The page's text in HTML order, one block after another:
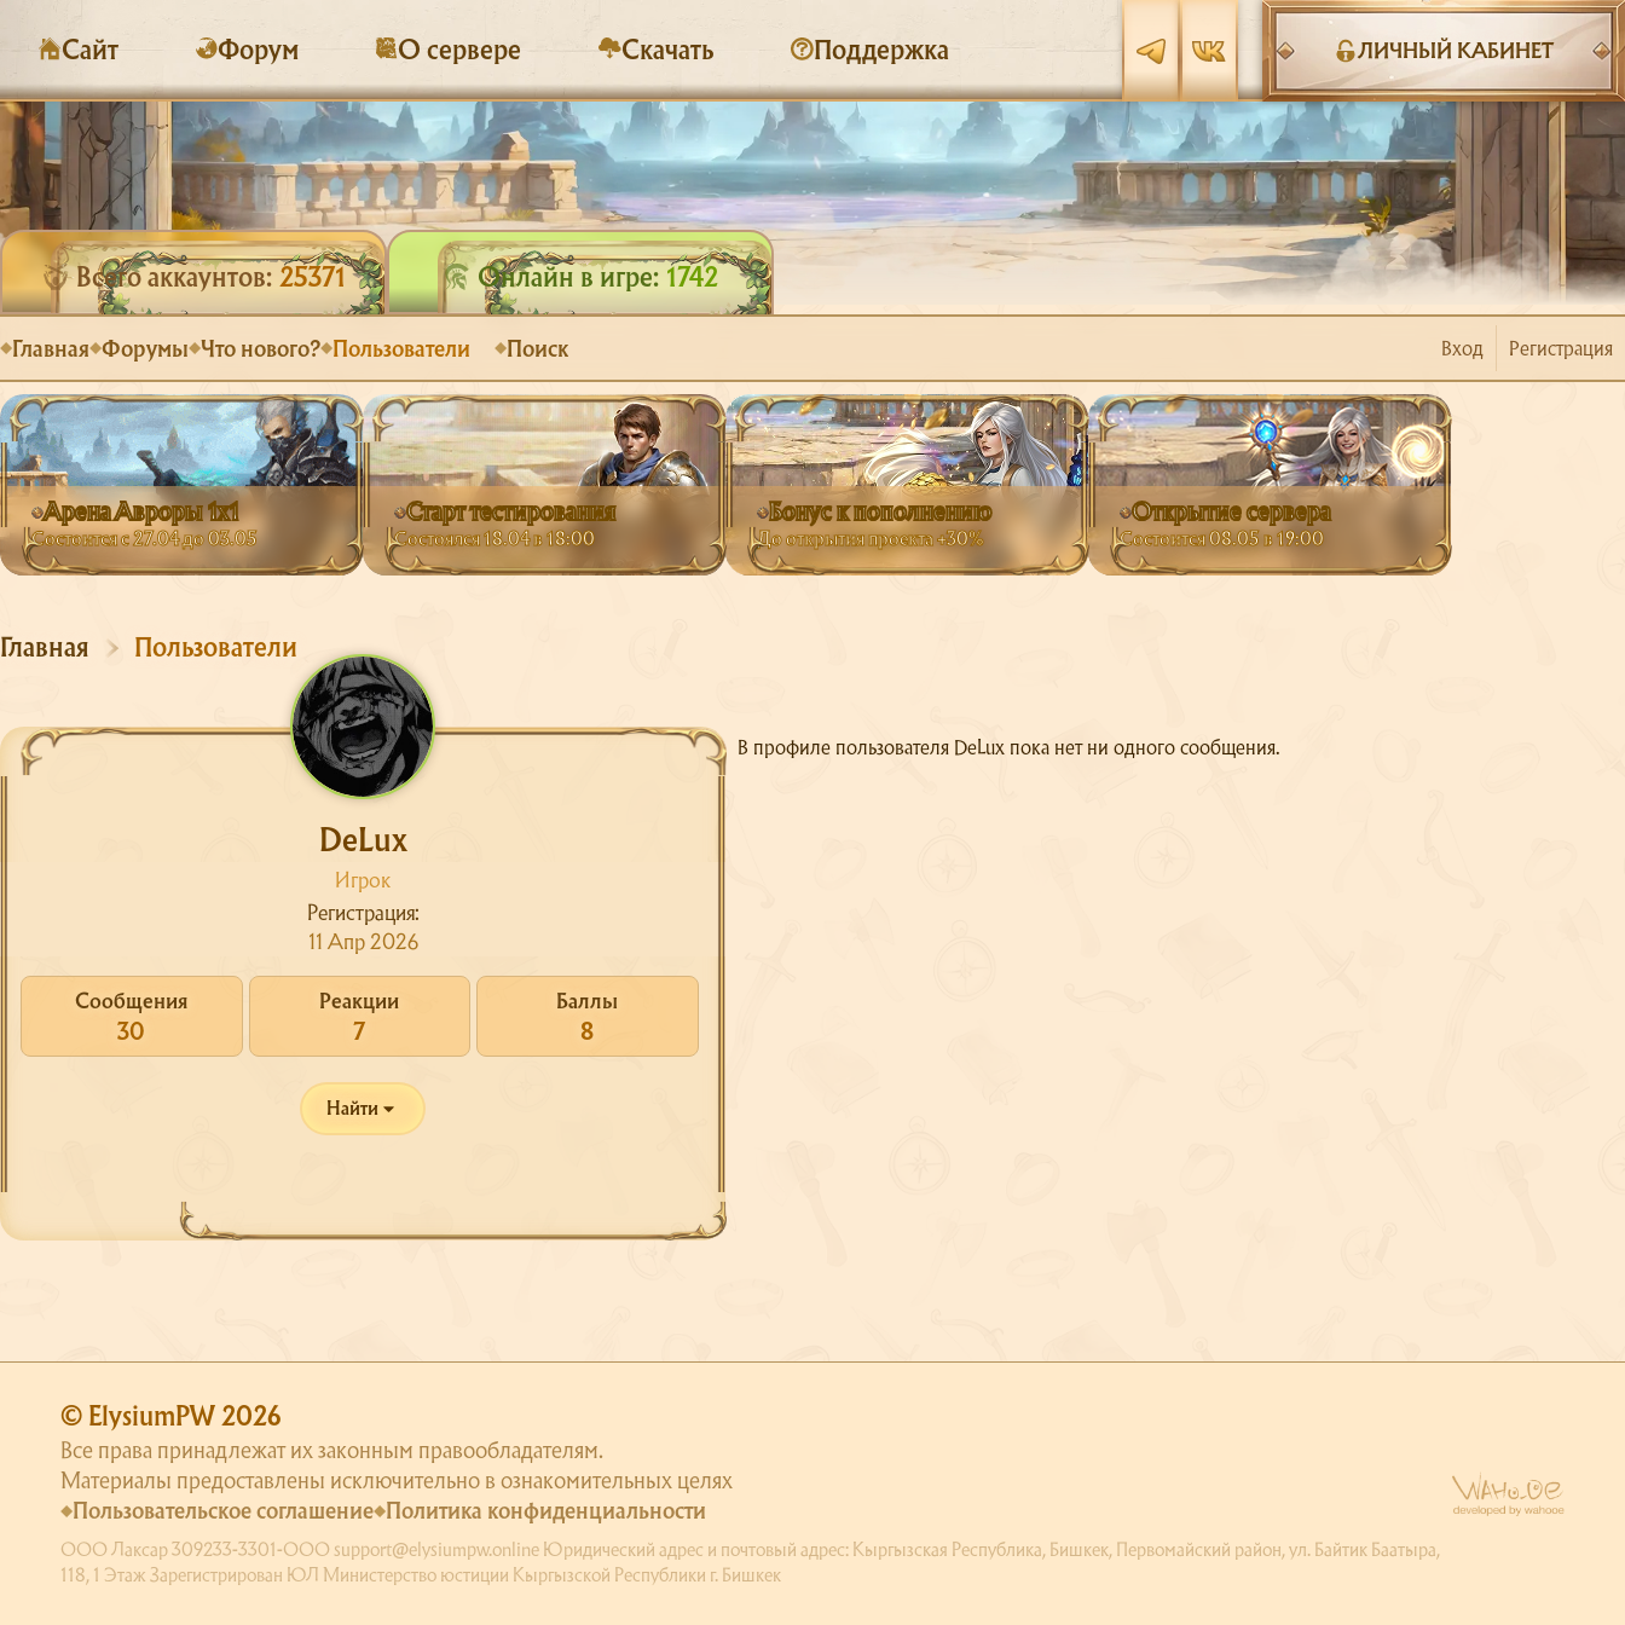
Сайт Форум О сервере Скачать Поддержка ЛИЧНЫЙ КАБИНЕТ
Всего аккаунтов: 25371 Онлайн в игре: 1742
Главная Форумы Что нового? Пользователи Поиск Вход Регистрация
Арена Авроры 1х1
Состоится с 27.04 до 03.05
Старт тестирования
Состоялся 18.04 в 18:00
Бонус к пополнению
До открытия проекта +30%
Открытие сервера
Состоится 08.05 в 19:00
Главная Пользователи
DeLux
Игрок
Регистрация
11 Апр 2026
Сообщения
30
Реакции
7
Баллы
8
Найти
В профиле пользователя DeLux пока нет ни одного сообщения.
© ElysiumPW 2026
Все права принадлежат их законным правообладателям.
Материалы предоставлены исключительно в ознакомительных целях
Пользовательское соглашение Политика конфиденциальности
ООО Лаксар 309233-3301-ООО support@elysiumpw.online Юридический адрес и почтовый адрес: Кыргызская Республика, Бишкек, Первомайский район, ул. Байтик Баатыра,
118, 1 Этаж Зарегистрирован ЮЛ Министерство юстиции Кыргызской Республики г. Бишкек